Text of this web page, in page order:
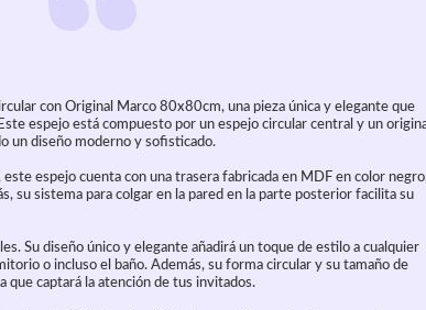
con Original Marco 80x80cm, una pieza única y elegante que
espejo está compuesto por un espejo circular central y un
un diseño moderno y sofisticado.
espejo cuenta con una trasera fabricada en MDF en color
su sistema para colgar en la pared en la parte posterior facilita su
Su diseño único y elegante añadirá un toque de estilo a cualquier
o incluso el baño. Además, su forma circular y su tamaño de
captará la atención de tus invitados.